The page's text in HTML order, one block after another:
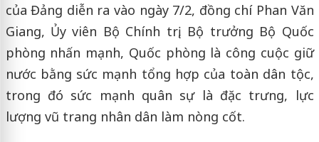
của Đảng diễn ra vào ngày 7/2, đồng chí Phan Văn
Giang, Ủy viên Bộ Chính trị, Bộ trưởng Bộ Quốc
phòng nhấn mạnh, Quốc phòng là công cuộc giữ
nước bằng sức mạnh tổng hợp của toàn dân tộc,
trong đó sức mạnh quân sự là đặc trưng, lực
lượng vũ trang nhân dân làm nòng cốt.